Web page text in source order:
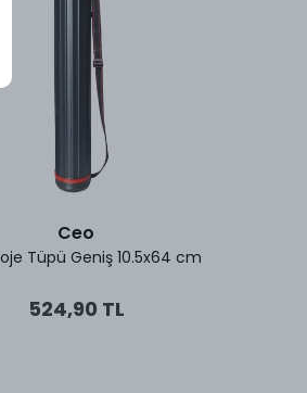
Ceo
Tüpü Geniş 10.5x64 cm
524,90 TL